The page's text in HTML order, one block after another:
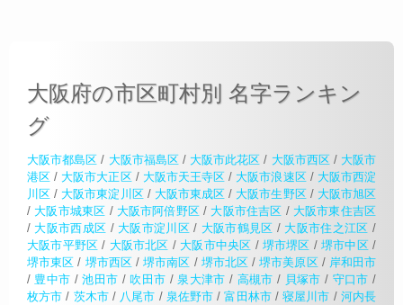
大阪府の市区町村別 名字ランキン
グ
大阪市都島区 / 大阪市福島区/ 大阪市此花区 / 大阪市西区/ 大阪市
港区 / 大阪市大正区/ 大阪市天王寺区 / 大阪市浪速区/ 大阪市西淀
川区 / 大阪市東淀川区/ 大阪市東成区 / 大阪市生野区/ 大阪市旭区
/ 大阪市城東区 / 大阪市阿倍野区 / 大阪市住吉区 / 大阪市東住吉区
/ 大阪市西成区 / 大阪市淀川区 / 大阪市鶴見区 / 大阪市住之江区 /
大阪市平野区 / 大阪市北区 / 大阪市中央区 / 堺市堺区 /堺市中区/
堺市東区 / 堺市西区/堺市南区 / 堺市北区 /堺市美原区/ 岸和田市
/ 豊中市 /池田市 / 吹田市 / 泉大津市 / 高槻市 / 貝塚市 / 守口市 /
枚方市 / 茨木市/ 八尾市 / 泉佐野市 /富田林市/寝屋川市 / 河内長